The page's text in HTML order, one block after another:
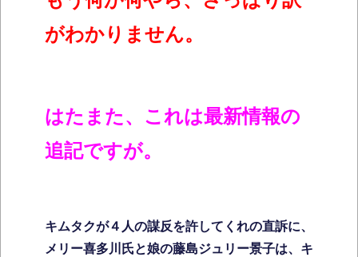
がわかりません。
はたまた、これは最新情報の
追記ですが。
キムタクが４人の謀反を許してくれの直訴に、
メリー喜多川氏と娘の藤島ジュリー景子は、キ